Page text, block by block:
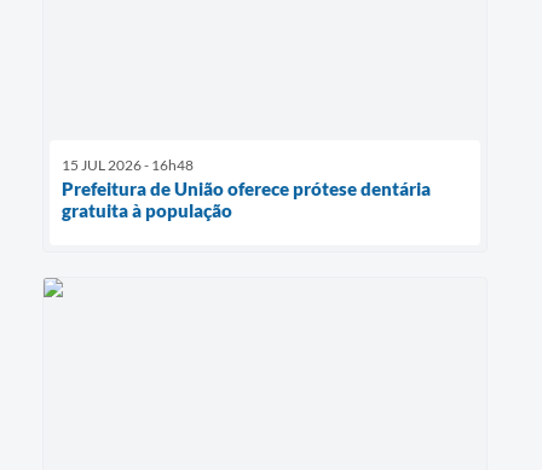
15 JUL 2026 - 16h48
Prefeitura de União oferece prótese dentária
gratuita à população